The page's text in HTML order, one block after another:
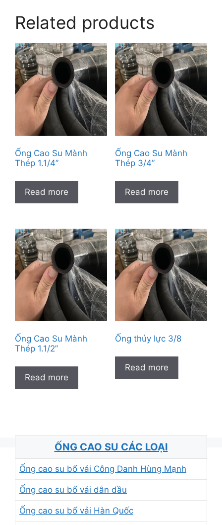
Related products
Ống Cao Su Mành
Thép 1.1/4”
Read more
Ống Cao Su Mành
Thép 3/4”
Read more
Ống Cao Su Mành
Thép 1.1/2”
Read more
Ống thủy lực 3/8
Read more
ỐNG CAO SU CÁC LOẠI
Ống cao su bố vải Công Danh Hùng Mạnh
Ống cao su bố vải dẫn dầu
Ống cao su bố vải Hàn Quốc